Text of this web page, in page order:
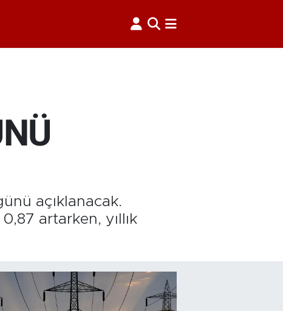
açıklanacak.
artarken, yıllık